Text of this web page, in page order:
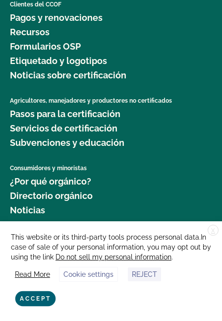
Clientes del CCOF
Pagos y renovaciones
Recursos
Formularios OSP
Etiquetado y logotipos
Noticias sobre certificación
Agricultores, manejadores y productores no certificados
Pasos para la certificación
Servicios de certificación
Subvenciones y educación
Consumidores y minoristas
¿Por qué orgánico?
Directorio orgánico
Noticias
Donar
Carreras profesionales
Sala de prensa
Contáctenos
877 Cedar Street, Suite 248, Santa Cruz, CA 95060 © 2025 CCOF.org
X
This website or its third-party tools process personal data.In
case of sale of your personal information, you may opt out by
using the link Do not sell my personal information.
Read More Cookie settings REJECT
ACCEPT